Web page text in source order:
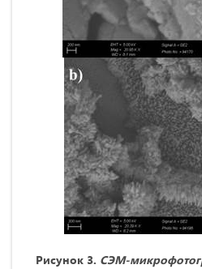
Рисунок 3. СЭМ-